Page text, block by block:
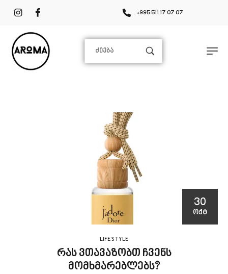
+995 511 17 07 07
30
ᲝᲥᲢ
LIFE STYLE
რას ვთავაზობთ ჩვენს
მომხმარებლებს?